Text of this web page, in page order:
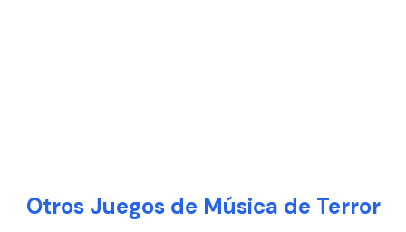
Otros Juegos de Música de Terror